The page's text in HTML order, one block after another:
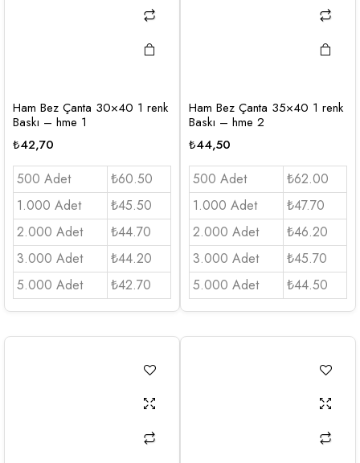
Ham Bez Çanta 30×40 1 renk
Baskı – hme 1
₺42,70
500 Adet
₺60.50
1.000 Adet
₺45.50
2.000 Adet
₺44.70
3.000 Adet
₺44.20
5.000 Adet
₺42.70
Ham Bez Çanta 35×40 1 renk
Baskı – hme 2
₺44,50
500 Adet
₺62.00
1.000 Adet
₺47.70
2.000 Adet
₺46.20
3.000 Adet
₺45.70
5.000 Adet
₺44.50